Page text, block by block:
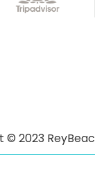
© 2023